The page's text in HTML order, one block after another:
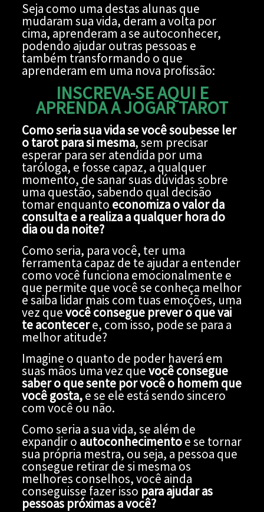
Seja como uma destas alunas que
mudaram sua vida, deram a volta por
cima, aprenderam a se autoconhecer,
podendo ajudar outras pessoas e
também transformando o que
aprenderam em uma nova profissão:
INSCREVA-SE AQUI E
APRENDA A JOGAR TAROT
Como seria sua vida se você soubesse ler
o tarot para si mesma, sem precisar
esperar para ser atendida por uma
taróloga, e fosse capaz, a qualquer
momento, de sanar suas dúvidas sobre
uma questão, sabendo qual decisão
tomar enquanto economiza o valor da
consulta e a realiza a qualquer hora do
dia ou da noite?
Como seria, para você, ter uma
ferramenta capaz de te ajudar a entender
como você funciona emocionalmente e
que permite que você se conheça melhor
e saiba lidar mais com tuas emoções, uma
vez quevocê consegue prever o que vai
te acontecere, com isso, pode se para a
melhor atitude?
Imagine o quanto de poder haverá em
suas mãos uma vez quevocê consegue
saber o que sente por você o homem que
você gosta,e se ele está sendo sincero
com você ou não.
Como seria a sua vida, se além de
expandir o autoconhecimentoe se tornar
sua própria mestra, ou seja, a pessoa que
consegue retirar de si mesma os
melhores conselhos, você ainda
conseguisse fazer isso para ajudar as
pessoas próximas a você?